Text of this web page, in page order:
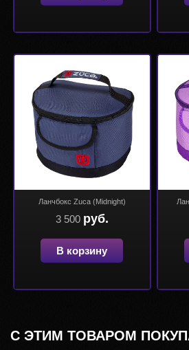
Ланчбокс Zuca (Midnight)
3 500 руб.
В корзину
С ЭТИМ ТОВАРОМ